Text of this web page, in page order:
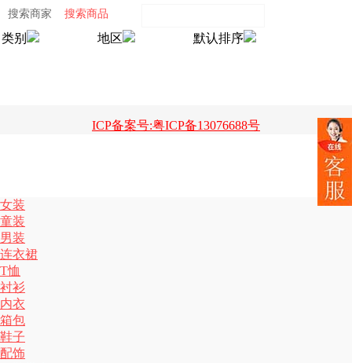
搜索商家 搜索商品
类别 地区 默认排序
ICP备案号:粤ICP备13076688号
女装
童装
男装
连衣裙
T恤
衬衫
内衣
箱包
鞋子
配饰